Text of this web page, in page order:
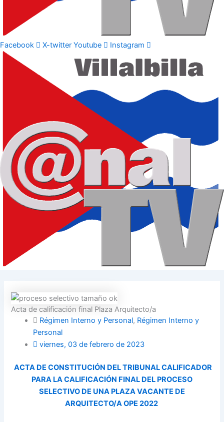
Facebook X-twitter Youtube Instagram
Acta de calificación final Plaza Arquitecto/a
Régimen Interno y Personal, Régimen Interno y
Personal
viernes, 03 de febrero de 2023
ACTA DE CONSTITUCIÓN DEL TRIBUNAL CALIFICADOR
PARA LA CALIFICACIÓN FINAL DEL PROCESO
SELECTIVO DE UNA PLAZA VACANTE DE
ARQUITECTO/A OPE 2022